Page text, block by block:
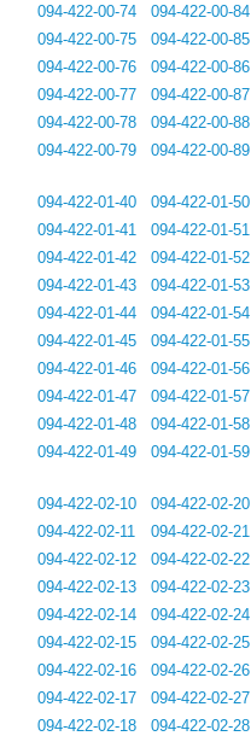
094-422-00-74
094-422-00-75
094-422-00-76
094-422-00-77
094-422-00-78
094-422-00-79
094-422-00-84
094-422-00-85
094-422-00-86
094-422-00-87
094-422-00-88
094-422-00-89
094-422-01-40
094-422-01-41
094-422-01-42
094-422-01-43
094-422-01-44
094-422-01-45
094-422-01-46
094-422-01-47
094-422-01-48
094-422-01-49
094-422-01-50
094-422-01-51
094-422-01-52
094-422-01-53
094-422-01-54
094-422-01-55
094-422-01-56
094-422-01-57
094-422-01-58
094-422-01-59
094-422-02-10
094-422-02-11
094-422-02-12
094-422-02-13
094-422-02-14
094-422-02-15
094-422-02-16
094-422-02-17
094-422-02-18
094-422-02-20
094-422-02-21
094-422-02-22
094-422-02-23
094-422-02-24
094-422-02-25
094-422-02-26
094-422-02-27
094-422-02-28